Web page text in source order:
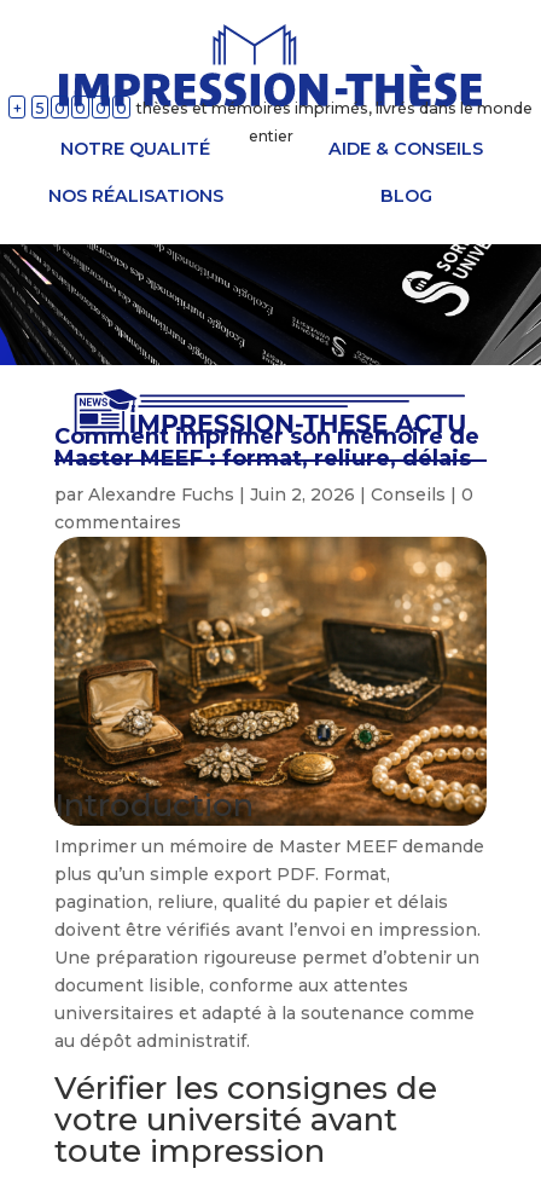
+ 5 0 0 0 0 thèses et mémoires imprimés, livrés dans le monde
entier
NOTRE QUALITÉ AIDE & CONSEILS
NOS RÉALISATIONS BLOG
Comment imprimer son mémoire de
Master MEEF : format, reliure, délais
par Alexandre Fuchs | Juin 2, 2026 | Conseils | 0
commentaires
Introduction
Imprimer un mémoire de Master MEEF demande
plus qu’un simple export PDF. Format,
pagination, reliure, qualité du papier et délais
doivent être vérifiés avant l’envoi en impression.
Une préparation rigoureuse permet d’obtenir un
document lisible, conforme aux attentes
universitaires et adapté à la soutenance comme
au dépôt administratif.
Vérifier les consignes de
votre université avant
toute impression